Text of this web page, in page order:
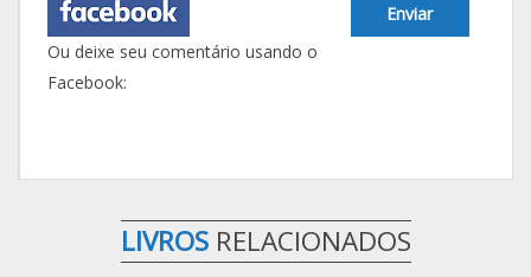
Enviar
Ou deixe seu comentário usando o
Facebook:
LIVROS RELACIONADOS